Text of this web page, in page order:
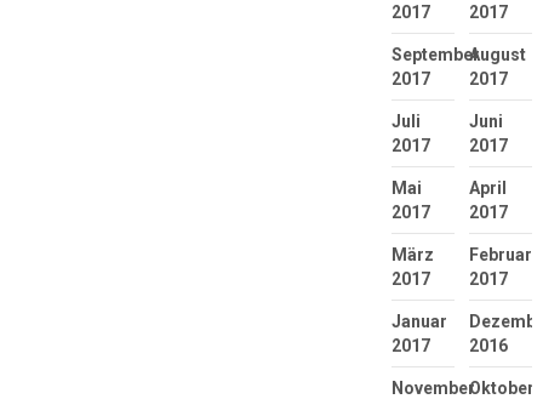
2017
2017
September
2017
August
2017
Juli
2017
Juni
2017
Mai
2017
April
2017
März
2017
Februar
2017
Januar
2017
2016
NovemberOktober